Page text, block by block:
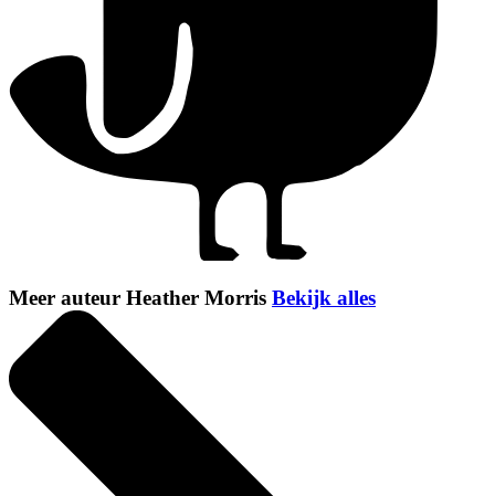
Meer auteur Heather Morris Bekijk alles